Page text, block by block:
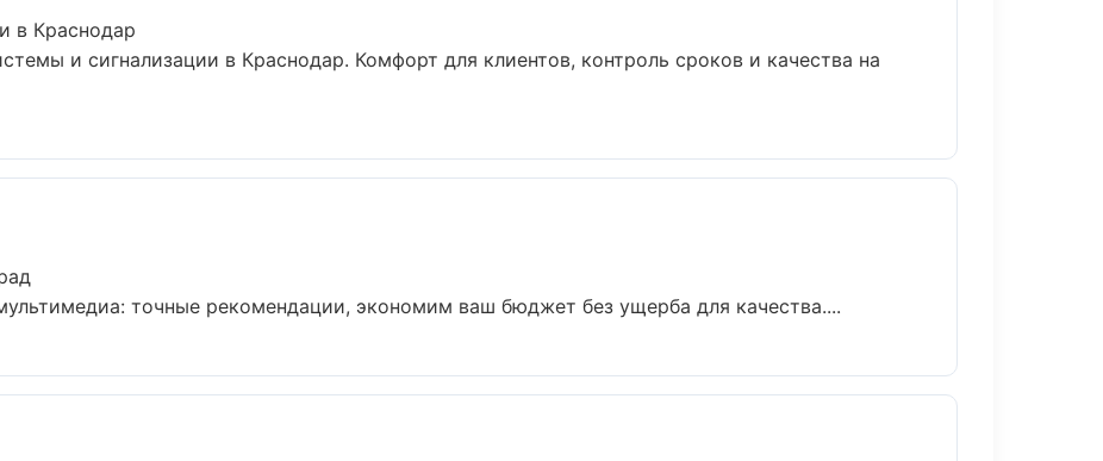
в Краснодар
и сигнализации в Краснодар. Комфорт для клиентов, контроль сроков и качества на
точные рекомендации, экономим ваш бюджет без ущерба для качества....